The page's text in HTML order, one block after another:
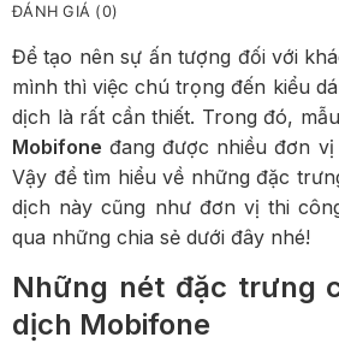
ĐÁNH GIÁ (0)
Để tạo nên sự ấn tượng đối với
mình thì việc chú trọng đến kiểu
dịch là rất cần thiết. Trong đó, mẫu
Mobifone đang được nhiều đơn
Vậy để tìm hiểu về những đặc
dịch này cũng như đơn vị thi
qua những chia sẻ dưới đây nhé!
Những nét đặc trưng
dịch Mobifone